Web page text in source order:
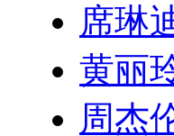
席琳
黄丽
周杰